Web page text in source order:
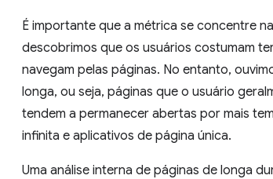
É importante que a métrica se concentre
descobrimos que os usuários costumam
navegam pelas páginas. No entanto,
longa, ou seja, páginas que o usuário
tendem a permanecer abertas por mais
infinita e aplicativos de página única.
Uma análise interna de páginas de longa